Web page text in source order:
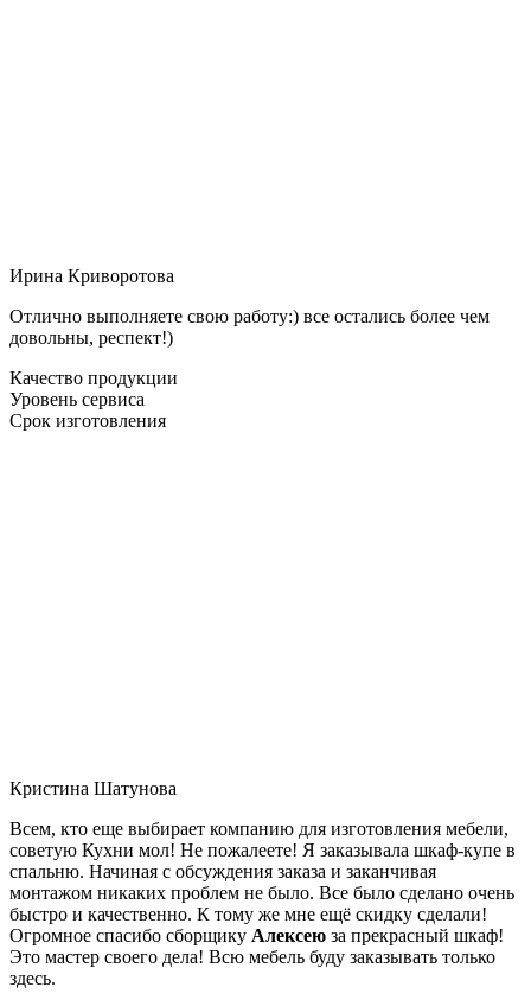
Ирина Криворотова
Отлично выполняете свою работу:) все остались более чем
довольны, респект!)
Качество продукции
Уровень сервиса
Срок изготовления
Кристина Шатунова
Всем, кто еще выбирает компанию для изготовления мебели,
советую Кухни мол! Не пожалеете! Я заказывала шкаф-купе в
спальню. Начиная с обсуждения заказа и заканчивая
монтажом никаких проблем не было. Все было сделано очень
быстро и качественно. К тому же мне ещё скидку сделали!
Огромное спасибо сборщику Алексею за прекрасный шкаф!
Это мастер своего дела! Всю мебель буду заказывать только
здесь.